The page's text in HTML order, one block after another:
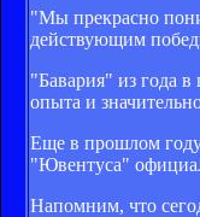
"Мы прекрасно
действующим
"Бавария" из года
опыта и
Еще в прошлом году
"Ювентуса"
Напомним, что